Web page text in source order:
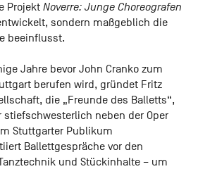
Projekt Noverre: Junge Choreografen
sondern maßgeblich die
beeinflusst.
Jahre bevor John Cranko zum
berufen wird, gründet Fritz
die „Freunde des Balletts“,
neben der Oper
Stuttgarter Publikum
Ballettgespräche vor den
und Stückinhalte – um